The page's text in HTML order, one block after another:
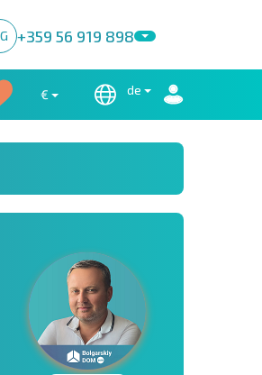
+359 56 919 898
€ de